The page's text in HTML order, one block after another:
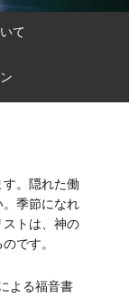
て
。隠れた働
。季節になれ
ストは、神の
です。
よる福音書